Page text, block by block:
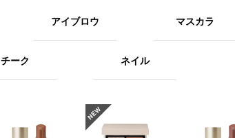
アイブロウ マスカラ
チーク ネイル
NEW